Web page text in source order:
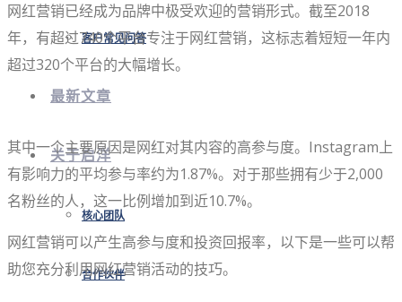
客户常见问答
最新文章
关于启洋
核心团队
合作伙伴
网红营销已经成为品牌中极受欢迎的营销形式。截至2018
年，有超过740个平台专注于网红营销，这标志着短短一年内
超过320个平台的大幅增长。
其中一个主要原因是网红对其内容的高参与度。Instagram上
有影响力的平均参与率约为1.87%。对于那些拥有少于2,000
名粉丝的人，这一比例增加到近10.7%。
网红营销可以产生高参与度和投资回报率，以下是一些可以帮
助您充分利用网红营销活动的技巧。